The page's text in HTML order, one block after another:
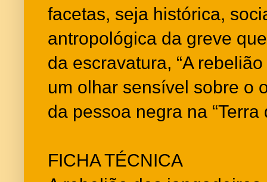
facetas, seja histórica,
antropológica da greve
da escravatura, “A
um olhar sensível sobre o
da pessoa negra na “Terra
FICHA TÉCNICA